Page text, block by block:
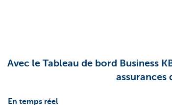
Avec le Tableau de bord Business
assurances
En temps réel